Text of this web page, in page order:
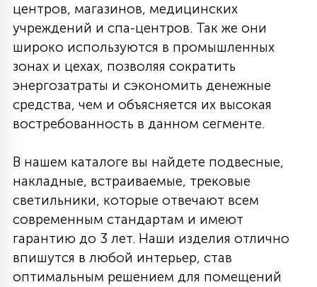
центров, магазинов, медицинских
учреждений и спа-центров. Так же они
широко используются в промышленных
зонах и цехах, позволяя сократить
энергозатраты и сэкономить денежные
средства, чем и объясняется их высокая
востребованность в данном сегменте.
В нашем каталоге вы найдете подвесные,
накладные, встраиваемые, трековые
светильники, которые отвечают всем
современным стандартам и имеют
гарантию до 3 лет. Наши изделия отлично
впишутся в любой интерьер, став
оптимальным решением для помещений